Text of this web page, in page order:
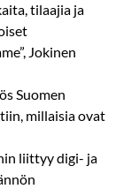
tilaajia ja
Jokinen
Suomen
millaisia ovat
liittyy digi- ja